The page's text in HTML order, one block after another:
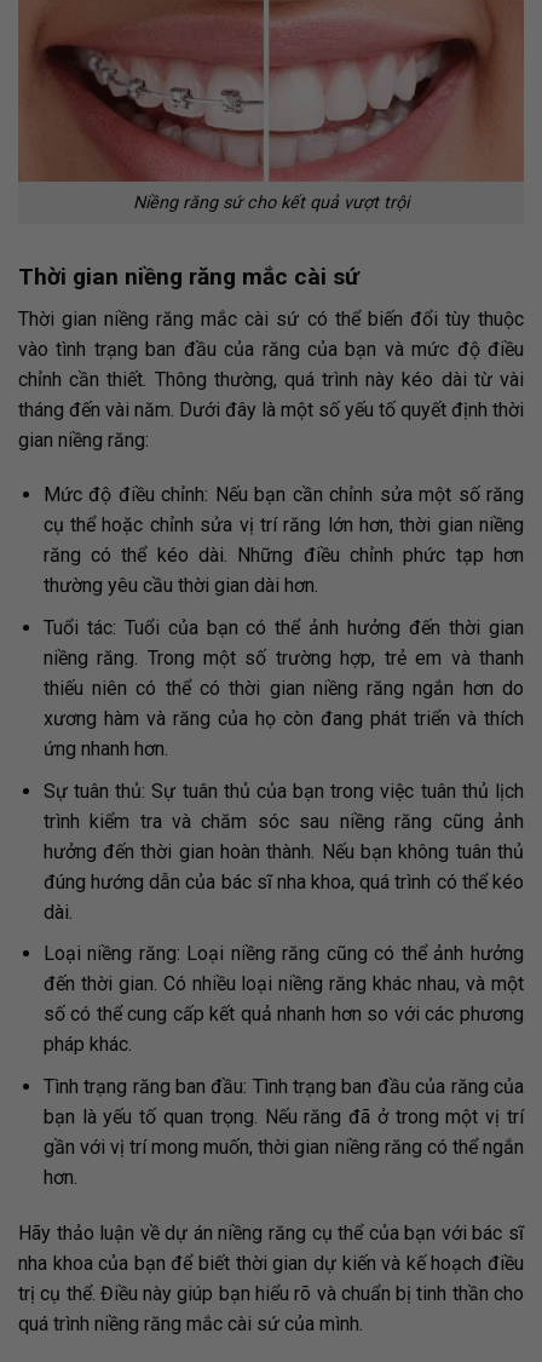
Niềng răng sứ cho kết quả vượt trội
Thời gian niềng răng mắc cài sứ
Thời gian niềng răng mắc cài sứ có thể biến đổi tùy thuộc
vào tình trạng ban đầu của răng của bạn và mức độ điều
chỉnh cần thiết. Thông thường, quá trình này kéo dài từ vài
tháng đến vài năm. Dưới đây là một số yếu tố quyết định thời
gian niềng răng:
Mức độ điều chỉnh: Nếu bạn cần chỉnh sửa một số răng
cụ thể hoặc chỉnh sửa vị trí răng lớn hơn, thời gian niềng
răng có thể kéo dài. Những điều chỉnh phức tạp hơn
thường yêu cầu thời gian dài hơn.
Tuổi tác: Tuổi của bạn có thể ảnh hưởng đến thời gian
niềng răng. Trong một số trường hợp, trẻ em và thanh
thiếu niên có thể có thời gian niềng răng ngắn hơn do
xương hàm và răng của họ còn đang phát triển và thích
ứng nhanh hơn.
Sự tuân thủ: Sự tuân thủ của bạn trong việc tuân thủ lịch
trình kiểm tra và chăm sóc sau niềng răng cũng ảnh
hưởng đến thời gian hoàn thành. Nếu bạn không tuân thủ
đúng hướng dẫn của bác sĩ nha khoa, quá trình có thể kéo
dài.
Loại niềng răng: Loại niềng răng cũng có thể ảnh hưởng
đến thời gian. Có nhiều loại niềng răng khác nhau, và một
số có thể cung cấp kết quả nhanh hơn so với các phương
pháp khác.
Tình trạng răng ban đầu: Tình trạng ban đầu của răng của
bạn là yếu tố quan trọng. Nếu răng đã ở trong một vị trí
gần với vị trí mong muốn, thời gian niềng răng có thể ngắn
hơn.
Hãy thảo luận về dự án niềng răng cụ thể của bạn với bác sĩ
nha khoa của bạn để biết thời gian dự kiến và kế hoạch điều
trị cụ thể. Điều này giúp bạn hiểu rõ và chuẩn bị tinh thần cho
quá trình niềng răng mắc cài sứ của mình.